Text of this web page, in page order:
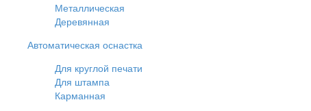
Металлическая
Деревянная
Автоматическая оснастка
Для круглой печати
Для штампа
Карманная